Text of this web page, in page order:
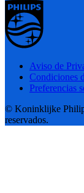
Aviso de
Condiciones
Preferencias
© Koninklijke
reservados.